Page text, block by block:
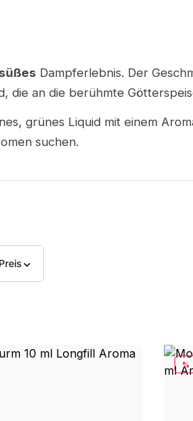
Dampferlebnis. Der
die an die berühmte
grünes Liquid mit einem
suchen.
Preis
%